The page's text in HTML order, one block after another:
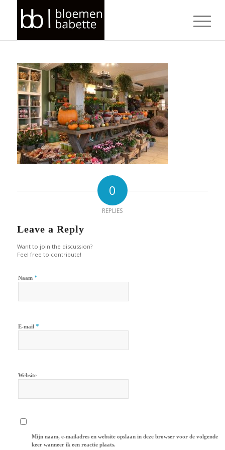
0
REPLIES
Leave a Reply
Want to join the discussion?
Feel free to contribute!
Naam *
E-mail *
Website
Mijn naam, e-mailadres en website opslaan in deze browser voor de volgende
keer wanneer ik een reactie plaats.